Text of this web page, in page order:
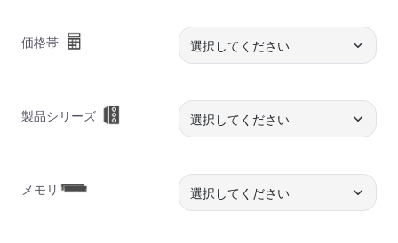
価格帯
製品シリーズ
メモリ